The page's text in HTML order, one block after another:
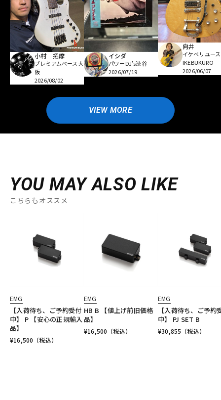
小村 拓摩
プレミアムベース大
阪
2026/08/02
イシダ
パワーDJ's渋谷
2026/07/19
向井
イケベリユース
IKEBUKURO
2026/06/07
VIEW MORE
YOU MAY ALSO LIKE
こちらもオススメ
EMG
【入荷待ち、ご予約受付
中】 P 【安心の正規輸入
品】
¥16,500 （税込）
EMG
HB B 【値上げ前旧価格
品】
¥16,500 （税込）
EMG
【入荷待ち、ご予約
中】 PJ SET B
¥30,855 （税込）